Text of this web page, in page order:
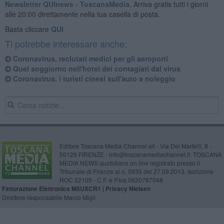
Newsletter QUInews - ToscanaMedia. Arriva gratis tutti i giorni
alle 20:00 direttamente nella tua casella di posta.
Basta cliccare QUI
Ti potrebbe interessare anche:
Coronavirus, reclutati medici per gli aeroporti
Quel soggiorno nell'hotel dei contagiati dal virus
Coronavirus, i turisti cinesi sull'auto a noleggio
Editore Toscana Media Channel srl - Via Dei Martelli, 8 -
50129 FIRENZE - info@toscanamediachannel.it. TOSCANA
MEDIA NEWS quotidiano on line registrato presso il
Tribunale di Firenze al n. 5935 del 27.09.2013. Iscrizione
ROC 22105 - C.F. e P.Iva 0620787048
Fatturazione Elettronica M5UXCR1 | Privacy Nielsen
Direttore responsabile Marco Migli